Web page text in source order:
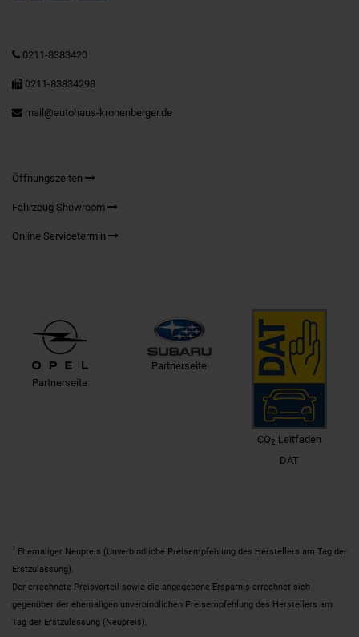
0211-8383420
0211-83834298
mail@autohaus-kronenberger.de
Öffnungszeiten
Fahrzeug Showroom
Online Servicetermin
Partnerseite
Partnerseite
CO2 Leitfaden
DAT
1 Ehemaliger Neupreis (Unverbindliche Preisempfehlung des Herstellers am Tag der
Erstzulassung).
Der errechnete Preisvorteil sowie die angegebene Ersparnis errechnet sich
gegenüber der ehemaligen unverbindlichen Preisempfehlung des Herstellers am
Tag der Erstzulassung (Neupreis).